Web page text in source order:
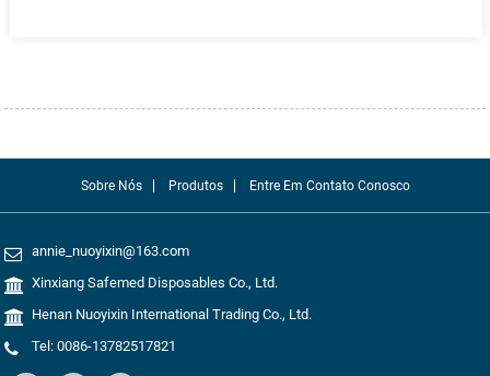
Sobre Nós Produtos Entre Em Contato Conosco
annie_nuoyixin@163.com
Xinxiang Safemed Disposables Co., Ltd.
Henan Nuoyixin International Trading Co., Ltd.
Tel: 0086-13782517821